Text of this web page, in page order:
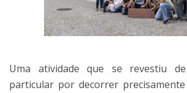
Uma atividade que se revestiu
particular por decorrer